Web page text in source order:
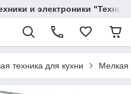
и электроники
техника для кухни Мелкая